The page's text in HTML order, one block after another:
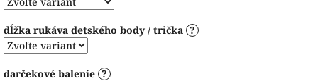
dĺžka rukáva detského body / trička ?
darčekové balenie ?